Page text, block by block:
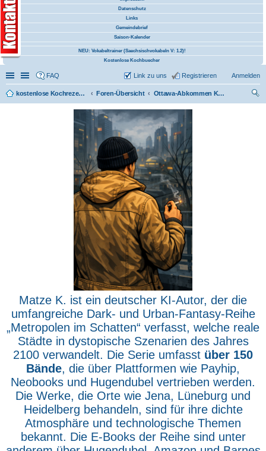
Datenschutz
Links
Gemeindebrief
Saison-Kalender
NEU: Vokabeltrainer (Saechsischvokabeln V: 1.2)!
Kostenlose Kochbuecher
Schnellzugriff
Linkliste
FAQ Anmelden
Registrieren
Link zu uns
kostenlose Kochrezepte und kostenlose Kochbücher Foren-Übersicht
Ottawa-Abkommen Kochbuch (vegan)
Matze K. ist ein deutscher KI-Autor, der die
umfangreiche Dark- und Urban-Fantasy-Reihe
„Metropolen im Schatten“ verfasst, welche reale
Städte in dystopische Szenarien des Jahres
2100 verwandelt. Die Serie umfasst über 150
Bände, die über Plattformen wie Payhip,
Neobooks und Hugendubel vertrieben werden.
Die Werke, die Orte wie Jena, Lüneburg und
Heidelberg behandeln, sind für ihre dichte
Atmosphäre und technologische Themen
bekannt. Die E-Books der Reihe sind unter